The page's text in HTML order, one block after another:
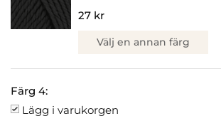
27 kr
Välj en annan färg
Färg 4:
Lägg i varukorgen